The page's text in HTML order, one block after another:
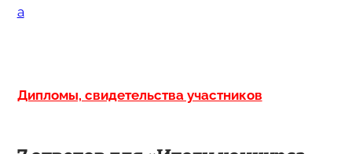
а
Дипломы, свидетельства участников